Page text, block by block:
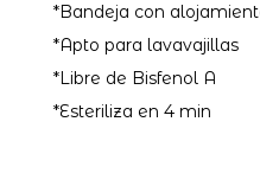
*Bandeja con
*Apto para lavavajillas
*Libre de Bisfenol A
*Esteriliza en 4 min